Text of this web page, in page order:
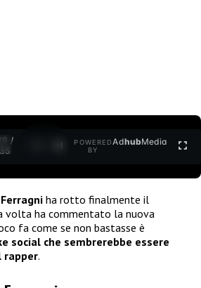
/
POWERED
BY
AdhubMedia
ha rotto finalmente il
volta ha commentato la nuova
fa come se non bastasse è
social che sembrerebbe essere
rapper.